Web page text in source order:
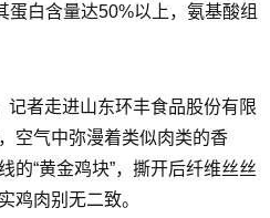
蛋白含量达50%以上，氨基酸组
记者走进山东环丰食品股份有限
空气中弥漫着类似肉类的香
的“黄金鸡块”，撕开后纤维丝丝
鸡肉别无二致。